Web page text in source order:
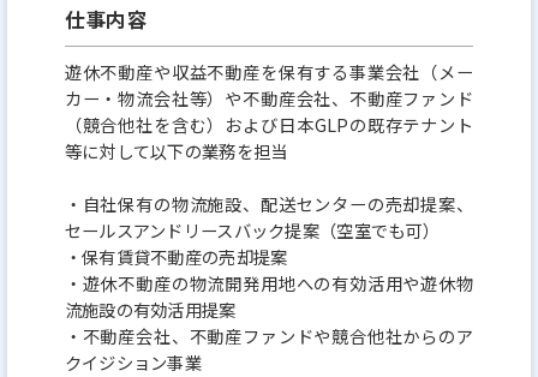
ィスや制度などの職場環境づくりは、さまざまな工
夫を凝らして力を入れています。GLPは、意思決定プ
ロセスが速く、機動的で柔軟性のある組織です。部
門、役職、年齢などの垣根を越えて、社員ひとりひと
りが豊かな発想でアイデアを出し合い、臆すること
なく積極的に新しいことにチャレンジしています。ま
た、ファミリーオリエンティッドで、チームで目標を
達成していくことや組織としての一体感を重視してい
ます。
仕事内容
遊休不動産や収益不動産を保有する事業会社（メー
カー・物流会社等）や不動産会社、不動産ファンド
（競合他社を含む）および日本GLPの既存テナント
等に対して以下の業務を担当
・自社保有の物流施設、配送センターの売却提案、
セールスアンドリースバック提案（空室でも可）
・保有賃貸不動産の売却提案
・遊休不動産の物流開発用地への有効活用や遊休物
流施設の有効活用提案
・不動産会社、不動産ファンドや競合他社からのア
クイジション事業